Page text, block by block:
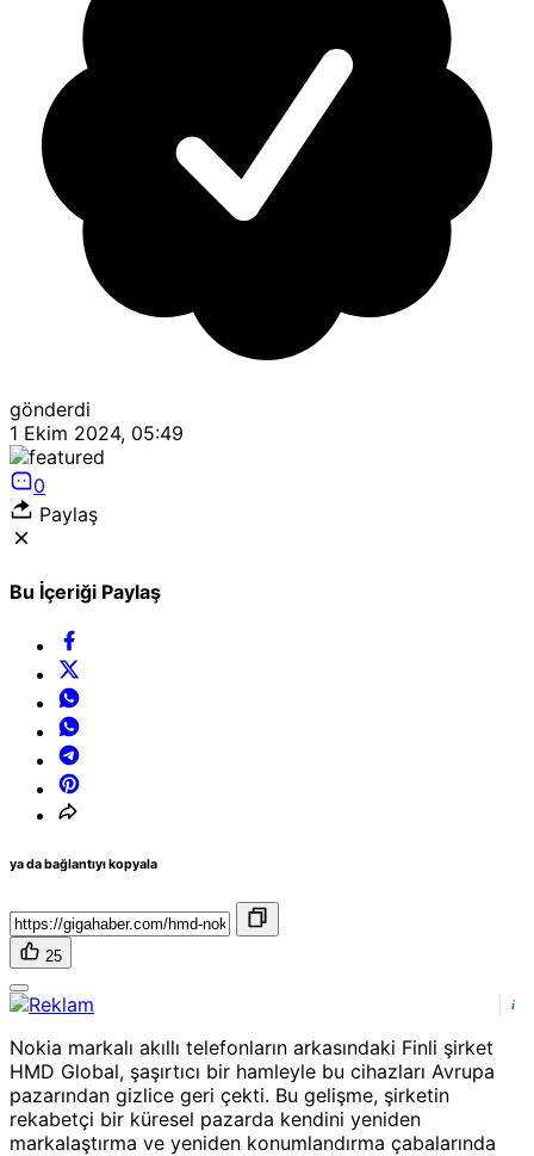
gönderdi
1 Ekim 2024, 05:49
0
Paylaş
Bu İçeriği Paylaş
ya da bağlantıyı kopyala
25
i
Nokia markalı akıllı telefonların arkasındaki Finli şirket
HMD Global, şaşırtıcı bir hamleyle bu cihazları Avrupa
pazarından gizlice geri çekti. Bu gelişme, şirketin
rekabetçi bir küresel pazarda kendini yeniden
markalaştırma ve yeniden konumlandırma çabalarında